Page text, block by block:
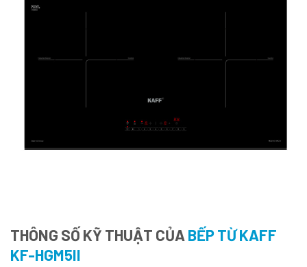
THÔNG SỐ KỸ THUẬT CỦA BẾP TỪ KAFF
KF-HGM5II